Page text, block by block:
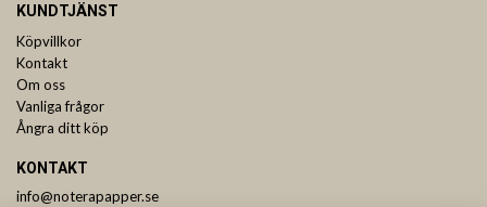
KUNDTJÄNST
Köpvillkor
Kontakt
Om oss
Vanliga frågor
Ångra ditt köp
KONTAKT
info@noterapapper.se